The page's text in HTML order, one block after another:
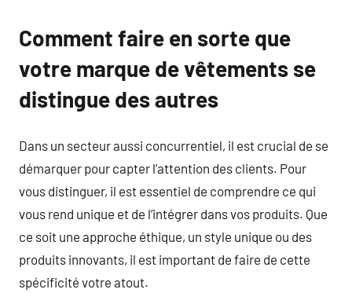
Comment faire en sorte que
votre marque de vêtements se
distingue des autres
Dans un secteur aussi concurrentiel, il est crucial de se
démarquer pour capter l’attention des clients. Pour
vous distinguer, il est essentiel de comprendre ce qui
vous rend unique et de l’intégrer dans vos produits. Que
ce soit une approche éthique, un style unique ou des
produits innovants, il est important de faire de cette
spécificité votre atout.